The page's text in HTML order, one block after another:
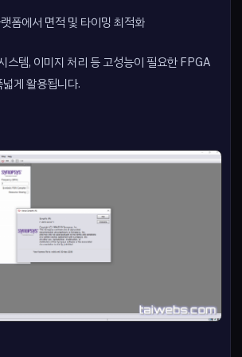
폼에서 면적 및 타이밍 최적화
스템, 이미지 처리 등 고성능이 필요한 FPGA
게 활용됩니다.